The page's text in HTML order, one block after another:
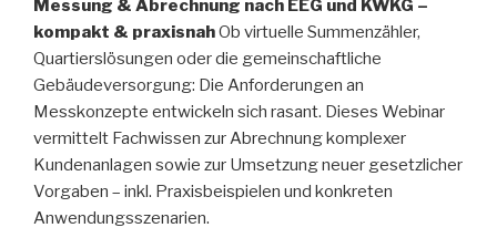
Messung & Abrechnung nach EEG und KWKG –
kompakt & praxisnahOb virtuelle Summenzähler,
Quartierslösungen oder die gemeinschaftliche
Gebäudeversorgung: Die Anforderungen an
Messkonzepte entwickeln sich rasant. Dieses Webinar
vermittelt Fachwissen zur Abrechnung komplexer
Kundenanlagen sowie zur Umsetzung neuer gesetzlicher
Vorgaben – inkl. Praxisbeispielen und konkreten
Anwendungsszenarien.